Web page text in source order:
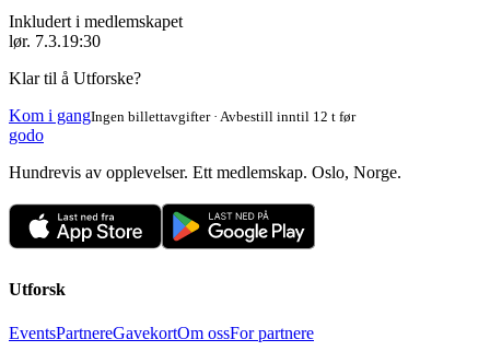
Inkludert i medlemskapet
lør. 7.3.19:30
Klar til å Utforske?
Kom i gangIngen billettavgifter · Avbestill inntil 12 t før
godo
Hundrevis av opplevelser. Ett medlemskap. Oslo, Norge.
Utforsk
EventsPartnereGavekortOm ossFor partnere